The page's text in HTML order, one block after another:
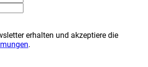
erhalten und akzeptiere die
.